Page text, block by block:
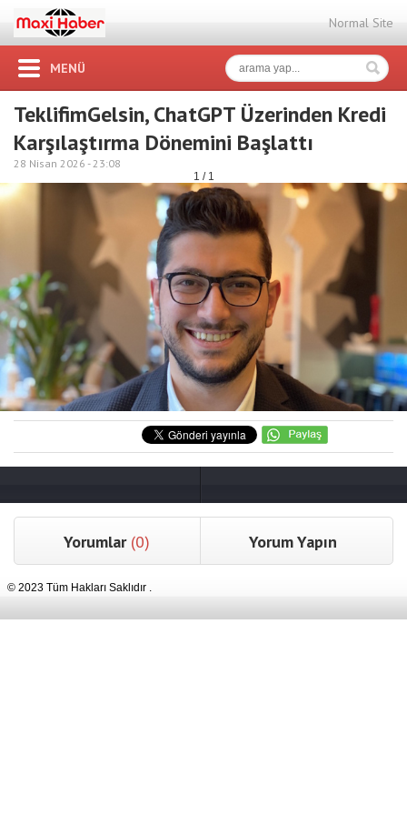
Normal Site
MENÜ
TeklifimGelsin, ChatGPT Üzerinden Kredi
Karşılaştırma Dönemini Başlattı
28 Nisan 2026 -23:08
1 / 1
Yorumlar (0) Yorum Yapın
© 2023 Tüm Hakları Saklıdır .